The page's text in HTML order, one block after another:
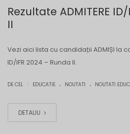
Rezultate ADMITERE
II
Vezi aici lista cu candidații ADMIȘI la
ID/IFR 2024 – Runda II.
DE CEL EDUCATIE . NOUTATI . NOUTATI
DETALIU